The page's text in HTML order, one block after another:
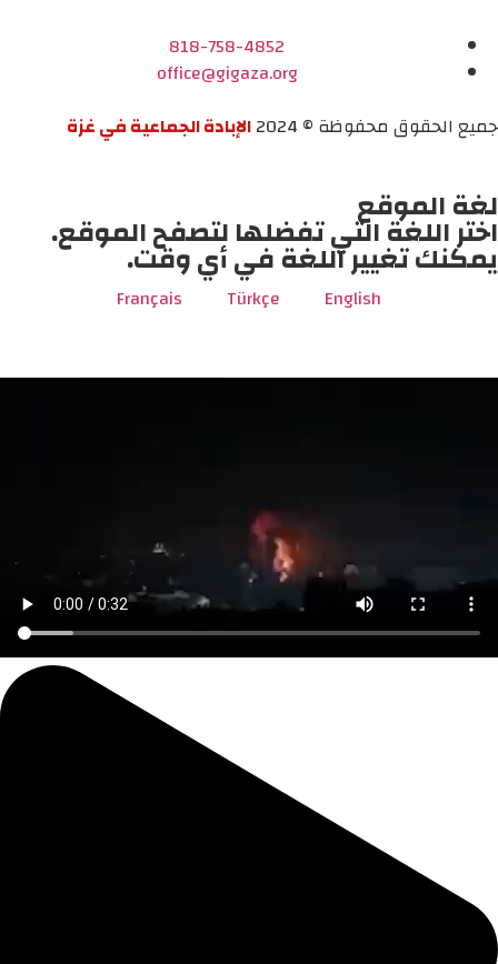
818-758-4852
office@gigaza.org
جميع الحقوق محفوظة © 2024
الإبادة الجماعية في غزة
لغة الموقع
اختر اللغة التي تفضلها لتصفح الموقع.
يمكنك تغيير اللغة في أي وقت.
English
Türkçe
Français